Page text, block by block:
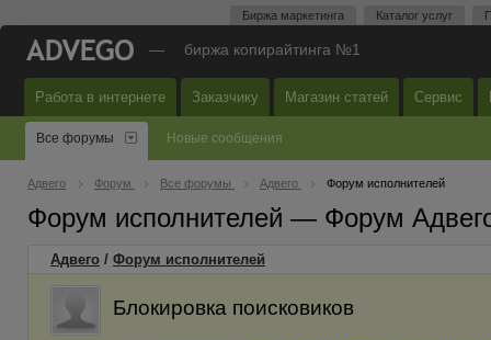
Биржа маркетинга Каталог услуг
— биржа копирайтинга №1
Работа в интернете Заказчику Магазин статей Сервис
Все форумы Новые сообщения
Адвего Форум Все форумы Адвего Форум исполнителей
Форум исполнителей — Форум
Адвего / Форум исполнителей
Блокировка поисковиков